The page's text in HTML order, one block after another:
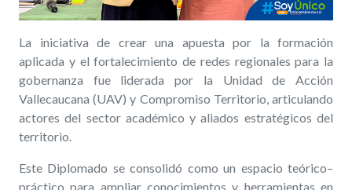
La iniciativa de crear una apuesta por la formación
aplicada y el fortalecimiento de redes regionales para la
gobernanza fue liderada por la Unidad de Acción
Vallecaucana (UAV) y Compromiso Territorio, articulando
actores del sector académico y aliados estratégicos del
territorio.
Este Diplomado se consolidó como un espacio teórico–
práctico para ampliar conocimientos y herramientas en